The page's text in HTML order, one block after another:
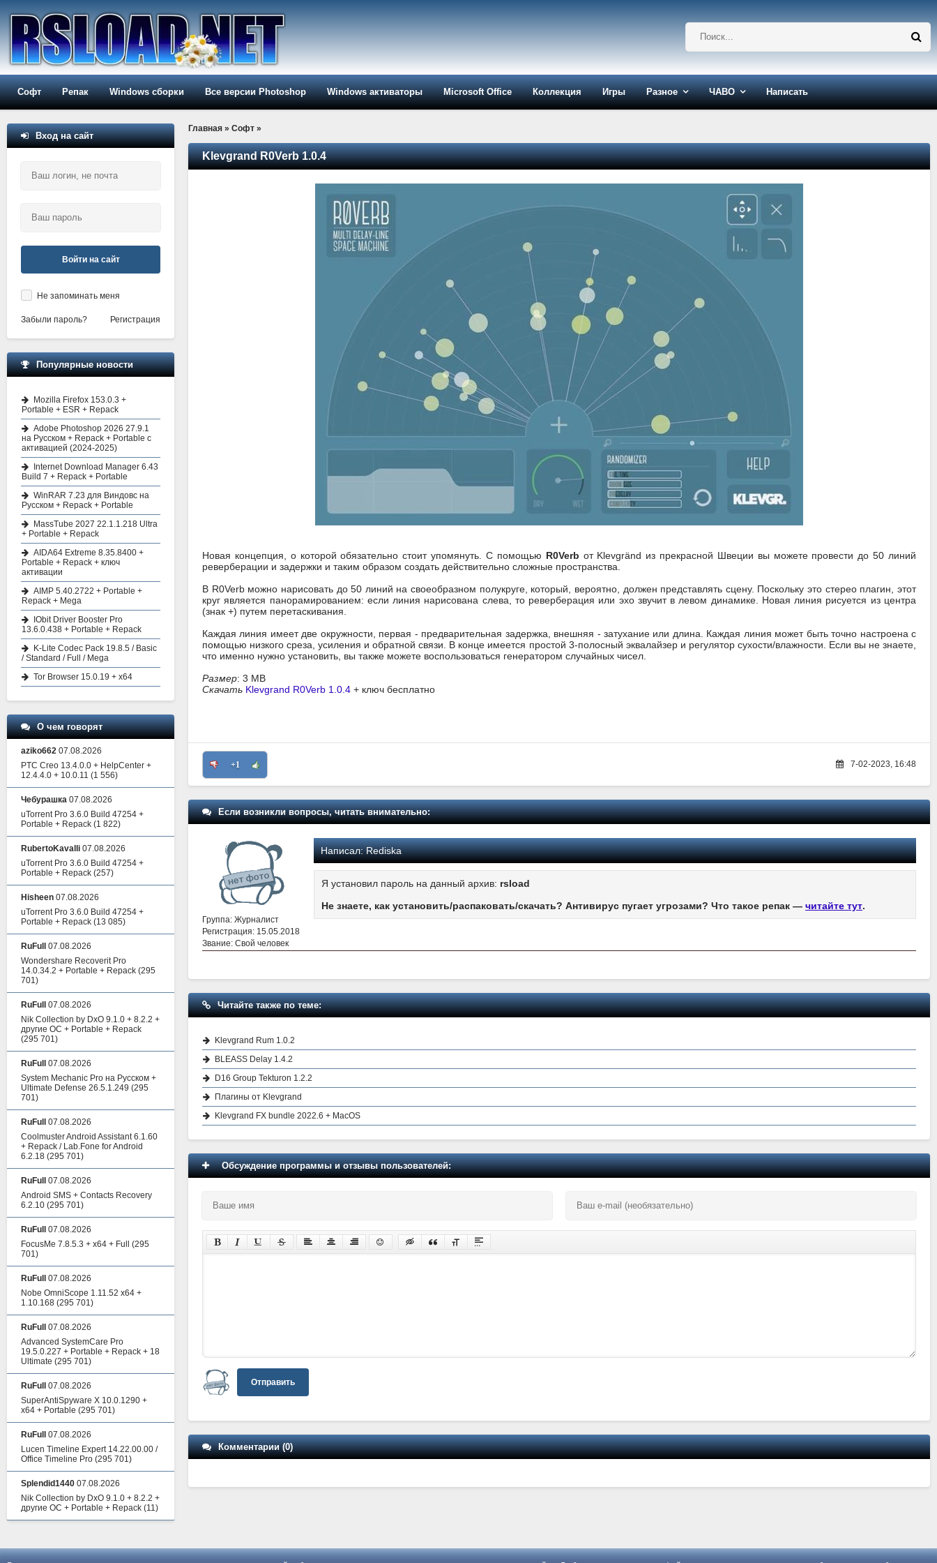
Софт Репак Windows сборки Все версии Photoshop Windows активаторы Microsoft Office Коллекция Игры Разное ЧАВО Написать
Главная » Софт »
Klevgrand R0Verb 1.0.4
Новая концепция, о которой обязательно стоит упомянуть. С помощью R0Verb от Klevgränd из прекрасной Швеции вы можете провести до 50 линий
реверберации и задержки и таким образом создать действительно сложные пространства.
В R0Verb можно нарисовать до 50 линий на своеобразном полукруге, который, вероятно, должен представлять сцену. Поскольку это стерео плагин, этот
круг является панорамированием: если линия нарисована слева, то реверберация или эхо звучит в левом динамике. Новая линия рисуется из центра
(знак +) путем перетаскивания.
Каждая линия имеет две окружности, первая - предварительная задержка, внешняя - затухание или длина. Каждая линия может быть точно настроена с
помощью низкого среза, усиления и обратной связи. В конце имеется простой 3-полосный эквалайзер и регулятор сухости/влажности. Если вы не знаете,
что именно нужно установить, вы также можете воспользоваться генератором случайных чисел.
Размер: 3 MB
Скачать Klevgrand R0Verb 1.0.4 + ключ бесплатно
+1 7-02-2023, 16:48
Если возникли вопросы, читать внимательно:
Группа: Журналист
Регистрация: 15.05.2018
Звание: Свой человек
Написал:Rediska
Я установил пароль на данный архив: rsload
Не знаете, как установить/распаковать/скачать? Антивирус пугает угрозами? Что такое репак — читайте тут.
Читайте также по теме:
Klevgrand Rum 1.0.2
BLEASS Delay 1.4.2
D16 Group Tekturon 1.2.2
Плагины от Klevgrand
Klevgrand FX bundle 2022.6 + MacOS
Обсуждение программы и отзывы пользователей:
Отправить
Комментарии (0)
Вход на сайт
Войти на сайт
Не запоминать меня
Забыли пароль? Регистрация
Популярные новости
Mozilla Firefox 153.0.3 +
Portable + ESR + Repack
Adobe Photoshop 2026 27.9.1
на Русском + Repack + Portable с
активацией (2024-2025)
Internet Download Manager 6.43
Build 7 + Repack + Portable
WinRAR 7.23 для Виндовс на
Русском + Repack + Portable
MassTube 2027 22.1.1.218 Ultra
+ Portable + Repack
AIDA64 Extreme 8.35.8400 +
Portable + Repack + ключ
активации
AIMP 5.40.2722 + Portable +
Repack + Mega
IObit Driver Booster Pro
13.6.0.438 + Portable + Repack
K-Lite Codec Pack 19.8.5 / Basic
/ Standard / Full / Mega
Tor Browser 15.0.19 + x64
О чем говорят
aziko662 07.08.2026
PTC Creo 13.4.0.0 + HelpCenter +
12.4.4.0 + 10.0.11 (1 556)
Чебурашка 07.08.2026
uTorrent Pro 3.6.0 Build 47254 +
Portable + Repack (1 822)
RubertoKavalli 07.08.2026
uTorrent Pro 3.6.0 Build 47254 +
Portable + Repack (257)
Hisheen 07.08.2026
uTorrent Pro 3.6.0 Build 47254 +
Portable + Repack (13 085)
RuFull
07.08.2026
Wondershare Recoverit Pro
14.0.34.2 + Portable + Repack (295
701)
RuFull
07.08.2026
Nik Collection by DxO 9.1.0 + 8.2.2 +
другие ОС + Portable + Repack
(295 701)
RuFull
07.08.2026
System Mechanic Pro на Русском +
Ultimate Defense 26.5.1.249 (295
701)
RuFull
07.08.2026
Coolmuster Android Assistant 6.1.60
+ Repack / Lab.Fone for Android
6.2.18 (295 701)
RuFull
07.08.2026
Android SMS + Contacts Recovery
6.2.10 (295 701)
RuFull
07.08.2026
FocusMe 7.8.5.3 + x64 + Full
(295
701)
RuFull
07.08.2026
Nobe OmniScope 1.11.52 x64 +
1.10.168 (295 701)
RuFull
07.08.2026
Advanced SystemCare Pro
19.5.0.227 + Portable + Repack + 18
Ultimate (295 701)
RuFull
07.08.2026
SuperAntiSpyware X 10.0.1290 +
x64 + Portable (295 701)
RuFull
07.08.2026
Lucen Timeline Expert 14.22.00.00 /
Office Timeline Pro (295 701)
Splendid1440 07.08.2026
Nik Collection by DxO 9.1.0 + 8.2.2 +
другие ОС + Portable + Repack (11)